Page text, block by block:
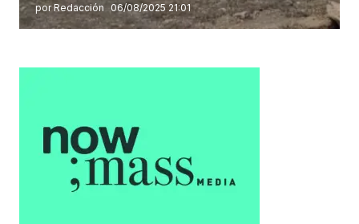
por Redacción 06/08/2025 21:01